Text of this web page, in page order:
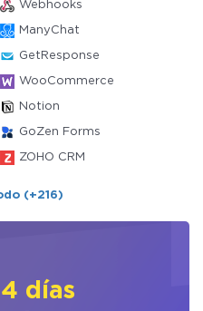
Webhooks
ManyChat
GetResponse
WooCommerce
Notion
GoZen Forms
ZOHO CRM
(+216)
días